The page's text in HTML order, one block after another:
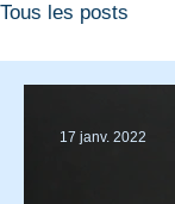
Tous les posts
17 janv. 2022